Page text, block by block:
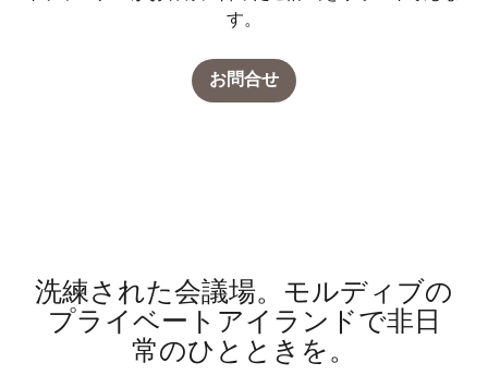
す。
お問合せ
洗練された会議場。モルディブの
プライベートアイランドで非日
常のひとときを。